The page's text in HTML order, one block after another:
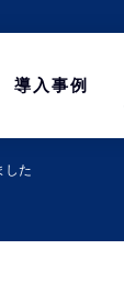
導入事例
した